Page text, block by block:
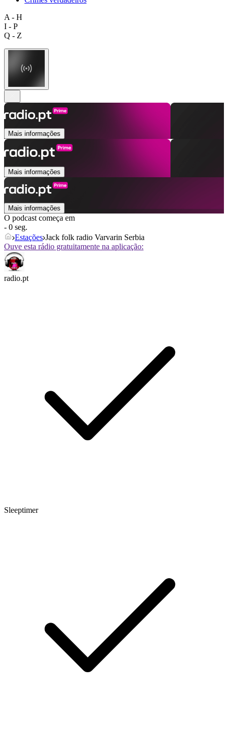
A - H
I - P
Q - Z
Mais informações
Mais informações
Mais informações
O podcast começa em
- 0 seg.
Estações Jack folk radio Varvarin Serbia
Ouve esta rádio gratuitamente na aplicação:
radio.pt
Sleeptimer